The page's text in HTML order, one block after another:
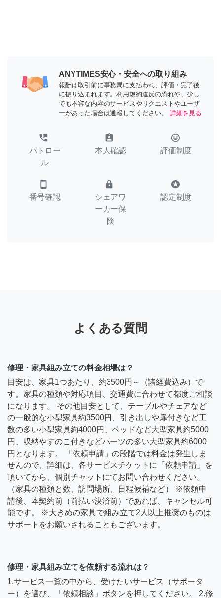
ANYTIMES安心・安全への取り組み
報酬は取引前に事務局に支払われ、評価・完了後
に振り込まれます。利用規約違反の恐れや、少し
でも不審な内容のサービスやリクエストやユーザ
ーがあった場合は通報してください。
詳細を見る
perm_phone_msg
パトロー
ル
assignment_ind
本人確認
tag_faces
評価制度
smartphone
番号確認
lock
シェアワ
ーカー保
険
stars
認定制度
よくある質問
修理・家具組み立ての料金相場は？
目安は、家具1つあたり、約3500円～（諸経費込み）で
す。家具の種類や対応項目、交通費に合わせて都度ご相談
になります。 その他目安として、テーブルやチェアなど
の一般的な小型家具約3500円、引き出しや扉付きなど工
数の多い小型家具約4000円、ベッドなど大型家具約5000
円、収納やすのこ付きなどパーツの多い大型家具約6000
円となります。 「依頼申請」の段階では料金は発生しま
せんので、詳細は、各サービスチケットに「依頼申請」を
頂いてから、個別チャットにてお問い合わせください。
（家具の種類と数、訪問場所、日程候補など） ※依頼申
請後、本契約前（前払い決済前）であれば、キャンセル可
能です。 ※大きめの家具で組み立て2人以上推奨のものは
サポートをお願いされることもございます。
修理・家具組み立てを依頼する流れは？
1.サービス一覧の中から、受けたいサービス（サポータ
ー）を選び、「依頼相談」ボタンを押してください。 2.修